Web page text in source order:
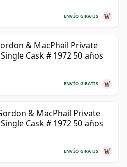
ENVÍO GRATIS
& MacPhail Private
Cask # 1972 50 años
ENVÍO GRATIS
& MacPhail Private
Cask # 1972 50 años
ENVÍO GRATIS